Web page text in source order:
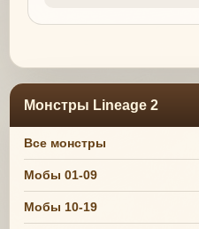
Монстры Lineage 2
Все монстры
Мобы 01-09
Мобы 10-19